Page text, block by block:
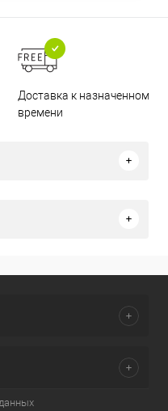
Доставка к назначенному
времени